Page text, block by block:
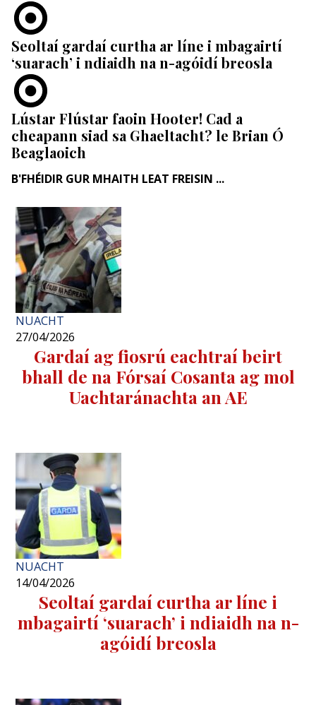
Seoltaí gardaí curtha ar líne i mbagairtí
‘suarach’ i ndiaidh na n-agóidí breosla
Lústar Flústar faoin Hooter! Cad a
cheapann siad sa Ghaeltacht? le Brian Ó
Beaglaoich
B'FHÉIDIR GUR MHAITH LEAT FREISIN ...
NUACHT
27/04/2026
Gardaí ag fiosrú eachtraí beirt
bhall de na Fórsaí Cosanta ag mol
Uachtaránachta an AE
NUACHT
14/04/2026
Seoltaí gardaí curtha ar líne i
mbagairtí ‘suarach’ i ndiaidh na n-
agóidí breosla